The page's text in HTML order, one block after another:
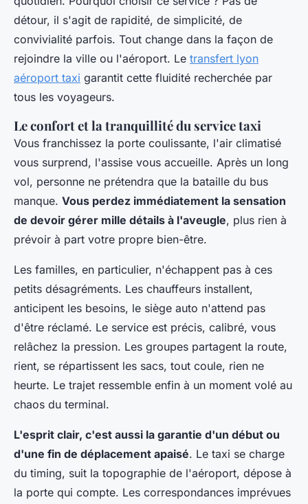
détour, il s'agit de rapidité, de simplicité, de
convivialité parfois. Tout change dans la façon de
rejoindre la ville ou l'aéroport. Le transfert lyon
aéroport taxi garantit cette fluidité recherchée par
tous les voyageurs.
Le confort et la tranquillité du service taxi
Vous franchissez la porte coulissante, l'air climatisé
vous surprend, l'assise vous accueille. Après un long
vol, personne ne prétendra que la bataille du bus
manque. Vous perdez immédiatement la sensation
de devoir gérer mille détails à l'aveugle, plus rien à
prévoir à part votre propre bien-être.
Les familles, en particulier, n'échappent pas à ces
petits désagréments. Les chauffeurs installent,
anticipent les besoins, le siège auto n'attend pas
d'être réclamé. Le service est précis, calibré, vous
relâchez la pression. Les groupes partagent la route,
rient, se répartissent les sacs, tout coule, rien ne
heurte. Le trajet ressemble enfin à un moment volé au
chaos du terminal.
L'esprit clair, c'est aussi la garantie d'un début ou
d'une fin de déplacement apaisé. Le taxi se charge
du timing, suit la topographie de l'aéroport, dépose à
la porte qui compte. Les correspondances imprévues